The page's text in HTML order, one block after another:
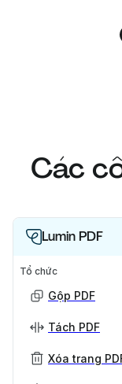
Các
Lumin PDF
Tổ chức
Gộp PDF
Tách PDF
Xóa trang